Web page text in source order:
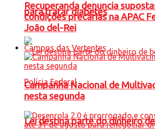
para tratar diabetes
Lei destina parte do dinheiro
Recuperanda denuncia
condições precárias na APAC
João del-Rei
Campos das Vertentes
Campanha Nacional de
nesta segunda